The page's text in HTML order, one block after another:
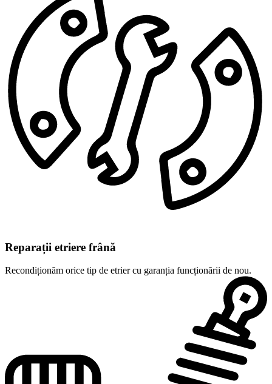
Reparații etriere frână
Recondiționăm orice tip de etrier cu garanția funcționării de nou.